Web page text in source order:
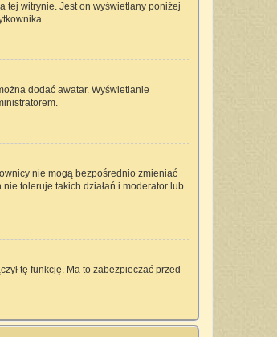
tej witrynie. Jest on wyświetlany poniżej
dodać awatar. Wyświetlanie
nie mogą bezpośrednio zmieniać
toleruje takich działań i moderator lub
tę funkcję. Ma to zabezpieczać przed